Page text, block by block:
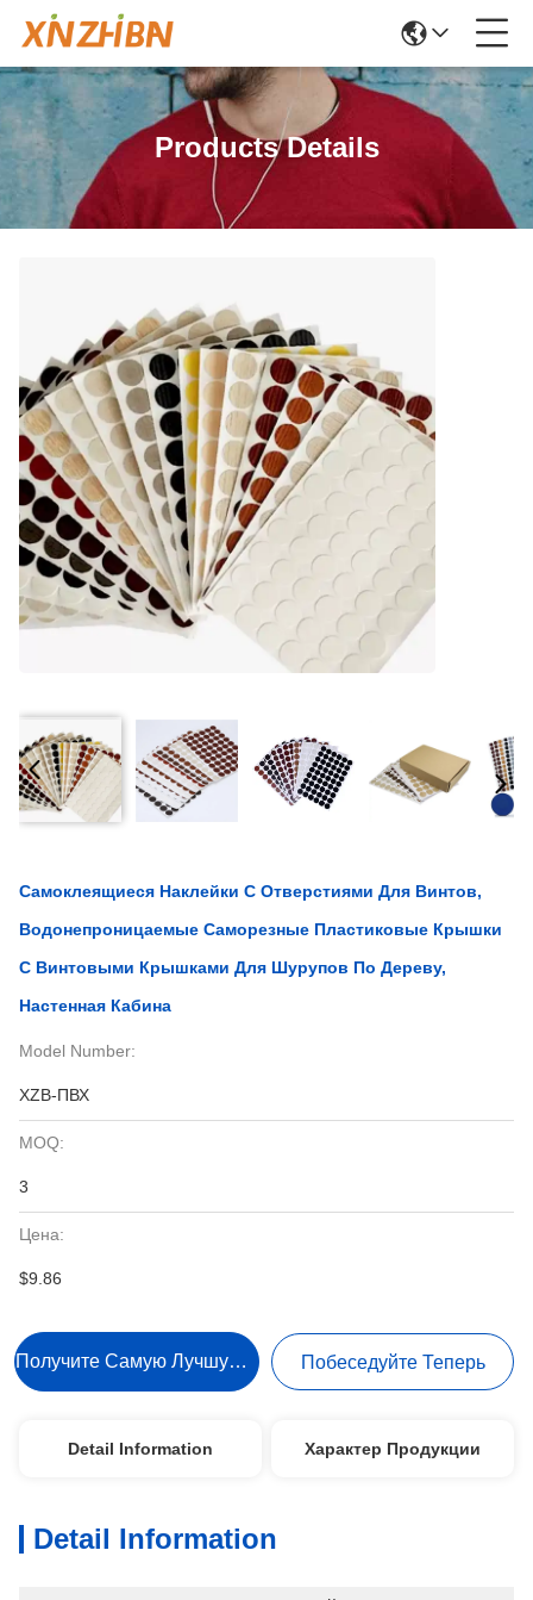
Products Details
Самоклеящиеся Наклейки С Отверстиями Для Винтов,
Водонепроницаемые Саморезные Пластиковые Крышки
С Винтовыми Крышками Для Шурупов По Дереву,
Настенная Кабина
Model Number:
XZB-ПВХ
MOQ:
3
Цена:
$9.86
Получите Самую Лучшую Цену Побеседуйте Теперь
Detail Information Характер Продукции
Detail Information